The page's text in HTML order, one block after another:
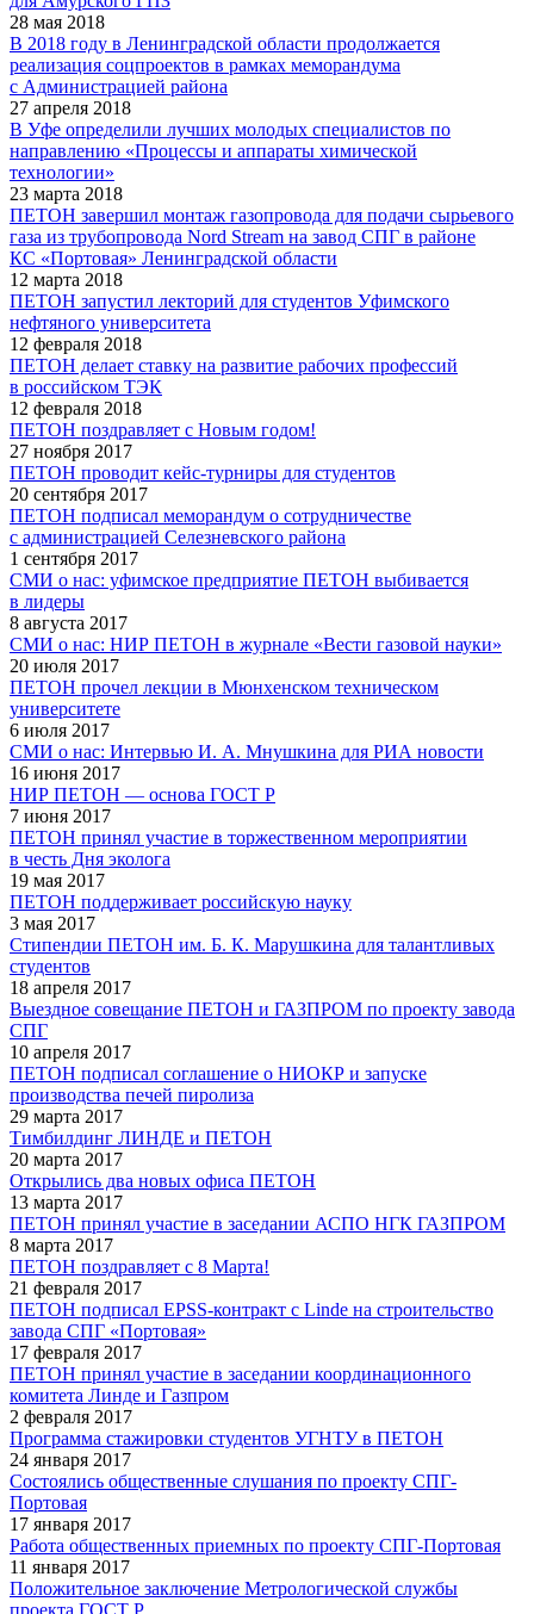
28 мая 2018
В 2018 году в Ленинградской области продолжается
реализация соцпроектов в рамках меморандума
с Администрацией района
27 апреля 2018
В Уфе определили лучших молодых специалистов по
направлению «Процессы и аппараты химической
технологии»
23 марта 2018
ПЕТОН завершил монтаж газопровода для подачи сырьевого
газа из трубопровода Nord Stream на завод СПГ в районе
КС «Портовая» Ленинградской области
12 марта 2018
ПЕТОН запустил лекторий для студентов Уфимского
нефтяного университета
12 февраля 2018
ПЕТОН делает ставку на развитие рабочих профессий
в российском ТЭК
12 февраля 2018
ПЕТОН поздравляет с Новым годом!
27 ноября 2017
ПЕТОН проводит кейс-турниры для студентов
20 сентября 2017
ПЕТОН подписал меморандум о сотрудничестве
с администрацией Селезневского района
1 сентября 2017
СМИ о нас: уфимское предприятие ПЕТОН выбивается
в лидеры
8 августа 2017
СМИ о нас: НИР ПЕТОН в журнале «Вести газовой науки»
20 июля 2017
ПЕТОН прочел лекции в Мюнхенском техническом
университете
6 июля 2017
СМИ о нас: Интервью И. А. Мнушкина для РИА новости
16 июня 2017
НИР ПЕТОН — основа ГОСТ Р
7 июня 2017
ПЕТОН принял участие в торжественном мероприятии
в честь Дня эколога
19 мая 2017
ПЕТОН поддерживает российскую науку
3 мая 2017
Стипендии ПЕТОН им. Б. К. Марушкина для талантливых
студентов
18 апреля 2017
Выездное совещание ПЕТОН и ГАЗПРОМ по проекту завода
СПГ
10 апреля 2017
ПЕТОН подписал соглашение о НИОКР и запуске
производства печей пиролиза
29 марта 2017
Тимбилдинг ЛИНДЕ и ПЕТОН
20 марта 2017
Открылись два новых офиса ПЕТОН
13 марта 2017
ПЕТОН принял участие в заседании АСПО НГК ГАЗПРОМ
8 марта 2017
ПЕТОН поздравляет с 8 Марта!
21 февраля 2017
ПЕТОН подписал EPSS-контракт с Linde на строительство
завода СПГ «Портовая»
17 февраля 2017
ПЕТОН принял участие в заседании координационного
комитета Линде и Газпром
2 февраля 2017
Программа стажировки студентов УГНТУ в ПЕТОН
24 января 2017
Состоялись общественные слушания по проекту СПГ-
Портовая
17 января 2017
Работа общественных приемных по проекту СПГ-Портовая
11 января 2017
Положительное заключение Метрологической службы
проекта ГОСТ Р